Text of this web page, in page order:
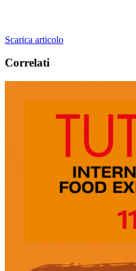
Scarica articolo
Correlati